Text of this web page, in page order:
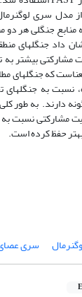
مدل سری
جنگلی هر دو
داد جنگل‏های
مشارکتی بیشتر
که جنگل‏های
نسبت به جنگل‏های
دارند. به طور
مشارکتی نسبت
حفظ کرده است.
سری